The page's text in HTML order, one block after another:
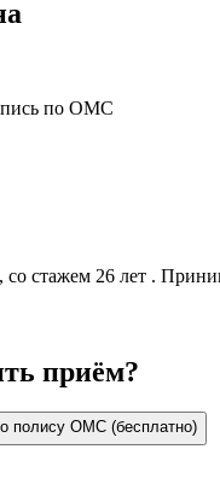
по ОМС
стажем 26 лет .
приём?
полису ОМС (бесплатно)